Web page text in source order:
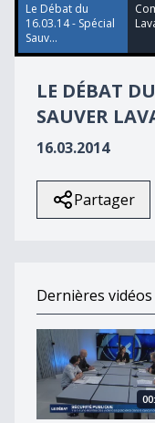
59
seconds
Le Débat du
16.03.14 - Spécial
Sauv...
LE DÉBAT
SAUVER
16.03.2014
Partager
Dernières vidéos
Ya-t-il une